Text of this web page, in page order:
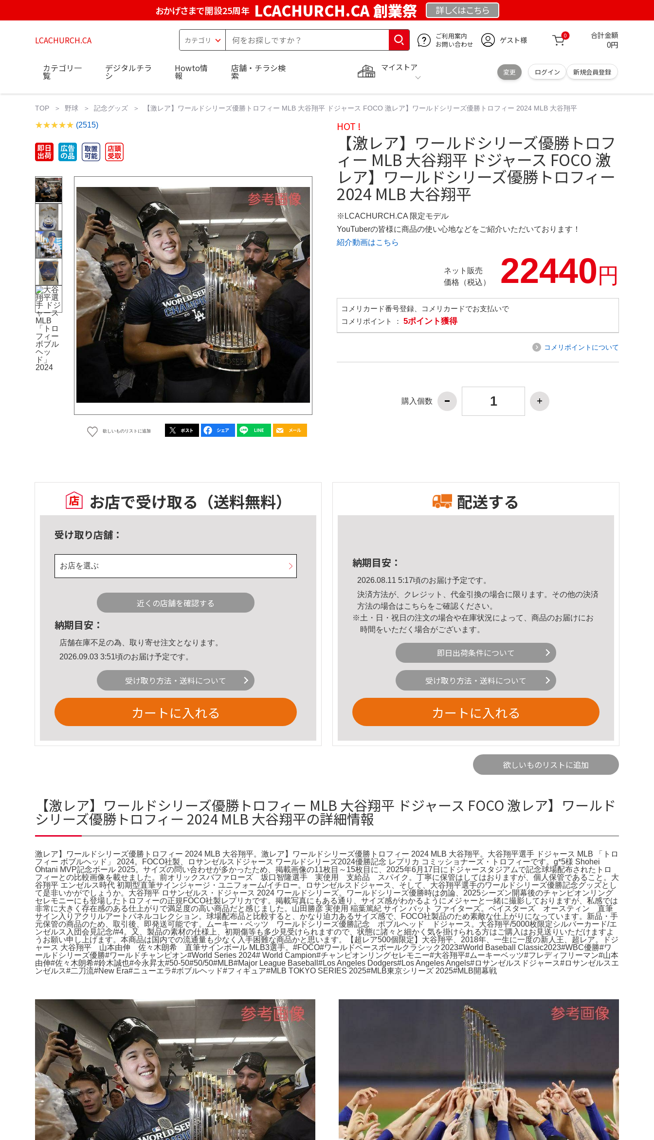
おかげさまで開設25周年 LCACHURCH.CA 創業祭 詳しくはこちら
LCACHURCH.CA
ご利用案内
お問い合わせ
ゲスト様 0 合計金額
0円
マイストア
変更 ログイン 新規会員登録
カテゴリ一
覧
デジタルチラ
シ
Howto情
報
店舗・チラシ検
索
TOP 野球 記念グッズ 【激レア】ワールドシリーズ優勝トロフィー MLB 大谷翔平 ドジャース FOCO 激レア】ワールドシリーズ優勝トロフィー 2024 MLB 大谷翔平
(2515)
欲しいものリストに追加
HOT !
【激レア】ワールドシリーズ優勝トロフ
ィー MLB 大谷翔平 ドジャース FOCO 激
レア】ワールドシリーズ優勝トロフィー
2024 MLB 大谷翔平
※LCACHURCH.CA 限定モデル
YouTuberの皆様に商品の使い心地などをご紹介いただいております！
紹介動画はこちら
ネット販売
価格（税込）
22440円
コメリカード番号登録、コメリカードでお支払いで
コメリポイント ： 5ポイント獲得
コメリポイントについて
購入個数
お店で受け取る （送料無料）
受け取り店舗：
お店を選ぶ
近くの店舗を確認する
納期目安：
店舗在庫不足の為、取り寄せ注文となります。
2026.09.03 3:51頃のお届け予定です。
受け取り方法・送料について
カートに入れる
配送する
納期目安：
2026.08.11 5:17頃のお届け予定です。
決済方法が、クレジット、代金引換の場合に限ります。その他の決済
方法の場合はこちら をご確認ください。
※土・日・祝日の注文の場合や在庫状況によって、商品のお届けにお
時間をいただく場合がございます。
即日出荷条件について
受け取り方法・送料について
カートに入れる
欲しいものリストに追加
【激レア】ワールドシリーズ優勝トロフィー MLB 大谷翔平 ドジャース FOCO 激レア】ワールド
シリーズ優勝トロフィー 2024 MLB 大谷翔平の詳細情報
激レア】ワールドシリーズ優勝トロフィー 2024 MLB 大谷翔平。激レア】ワールドシリーズ優勝トロフィー 2024 MLB 大谷翔平。大谷翔平選手 ドジャース MLB 「トロ
フィー ボブルヘッド」 2024。FOCO社製、ロサンゼルスドジャース ワールドシリーズ2024優勝記念 レプリカ コミッショナーズ・トロフィーです。g*5様 Shohei
Ohtani MVP記念ボール 2025。サイズの問い合わせが多かったため、掲載画像の11枚目～15枚目に、2025年6月17日にドジャースタジアムで記念球場配布されたトロ
フィーとの比較画像を載せました。前オリックスバファローズ 坂口智隆選手 実使用 支給品 スパイク。丁寧に保管はしてはおりますが、個人保管であること。大
谷翔平 エンゼルス時代 初期型直筆サインジャージ・ユニフォーム/イチロー。ロサンゼルスドジャース、そして、大谷翔平選手のワールドシリーズ優勝記念グッズとし
て是非いかがでしょうか。大谷翔平 ロサンゼルス・ドジャース 2024 ワールドシリーズ。ワールドシリーズ優勝時は勿論、2025シーズン開幕後のチャンピオンリング
セレモニーにも登場したトロフィーの正規FOCO社製レプリカです。掲載写真にもある通り、サイズ感がわかるようにメジャーと一緒に撮影しておりますが、私感では
非常に大きく存在感のある仕上がりで満足度の高い商品だと感じました。山田勝彦 実使用 稲葉篤紀 サイン バット ファイターズ。ベイスターズ オースティン 直筆
サイン入りアクリルアートパネルコレクション。球場配布品と比較すると、かなり迫力あるサイズ感で、FOCO社製品のため素敵な仕上がりになっています。新品・手
元保管の商品のため、取引後、即発送可能です。ムーキー・ベッツ ワールドシリーズ優勝記念 ボブルヘッド ドジャース。大谷翔平/5000枚限定シルバーカード/エ
ンゼルス入団会見記念/#4。又、製品の素材の仕様上、初期傷等も多少見受けられますので、状態に諸々と細かく気を掛けられる方はご購入はお見送りいただけますよ
うお願い申し上げます。本商品は国内での流通量も少なく入手困難な商品かと思います。【超レア500個限定】大谷翔平、2018年、一生に一度の新人王、超レア。ドジ
ャース 大谷翔平 山本由伸 佐々木朗希 直筆サインボール MLB3選手。#FOCO#ワールドベースボールクラシック2023#World Baseball Classic2023#WBC優勝#ワ
ールドシリーズ優勝#ワールドチャンピオン#World Series 2024# World Campion#チャンピオンリングセレモニー#大谷翔平#ムーキーベッツ#フレディフリーマン#山本
由伸#佐々木朗希#鈴木誠也#今永昇太#50-50#50/50#MLB#Major League Baseball#Los Angeles Dodgers#Los Angeles Angels#ロサンゼルスドジャース#ロサンゼルスエ
ンゼルス#二刀流#New Era#ニューエラ#ボブルヘッド#フィギュア#MLB TOKYO SERIES 2025#MLB東京シリーズ 2025#MLB開幕戦